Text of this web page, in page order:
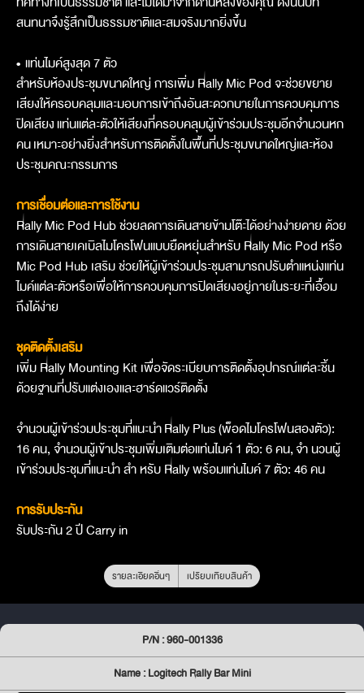
สนทนาจึงรู้สึกเป็นธรรมชาติและสมจริงมากยิ่งขึ้น
• แท่นไมค์สูงสุด 7 ตัว
สำหรับห้องประชุมขนาดใหญ่ การเพิ่ม Rally Mic Pod จะช่วยขยาย
เสียงให้ครอบคลุมและมอบการเข้าถึงอันสะดวกบายในการควบคุมการ
ปิดเสียง แท่นแต่ละตัวให้เสียงที่ครอบคลุมผู้เข้าร่วมประชุมอีกจำนวนหก
คน เหมาะอย่างยิ่งสำหรับการติดตั้งในพื้นที่ประชุมขนาดใหญ่และห้อง
ประชุมคณะกรรมการ
การเชื่อมต่อและการใช้งาน
Rally Mic Pod Hub ช่วยลดการเดินสายข้ามโต๊ะได้อย่างง่ายดาย ด้วย
การเดินสายเคเบิลไมโครโฟนแบบยืดหยุ่นสำหรับ Rally Mic Pod หรือ
Mic Pod Hub เสริม ช่วยให้ผู้เข้าร่วมประชุมสามารถปรับตำแหน่งแท่น
ไมค์แต่ละตัวหรือเพื่อให้การควบคุมการปิดเสียงอยู่ภายในระยะที่เอื้อม
ถึงได้ง่าย
ชุดติดตั้งเสริม
เพิ่ม Rally Mounting Kit เพื่อจัดระเบียบการติดตั้งอุปกรณ์แต่ละชิ้น
ด้วยฐานที่ปรับแต่งเองและฮาร์ดแวร์ติดตั้ง
จำนวนผู้เข้าร่วมประชุมที่แนะนำ Rally Plus (พ็อดไมโครโฟนสองตัว):
16 คน, จำนวนผู้เข้าประชุมเพิ่มเติมต่อแท่นไมค์ 1 ตัว: 6 คน, จำ นวนผู้
เข้าร่วมประชุมที่แนะนำ สำ หรับ Rally พร้อมแท่นไมค์ 7 ตัว: 46 คน
การรับประกัน
รับประกัน 2 ปี Carry in
รายละเอียดอื่นๆ เปรียบเทียบสินค้า
P/N : 960-001336
Name : Logitech Rally Bar Mini